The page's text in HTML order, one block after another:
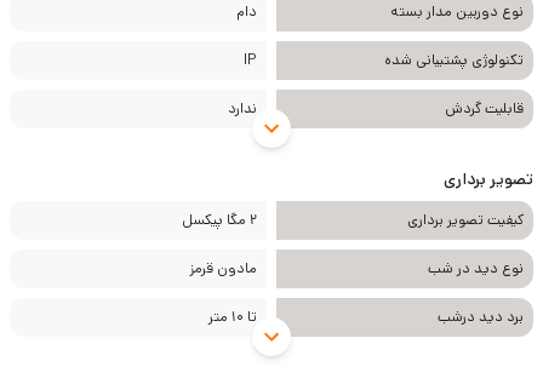
نوع دوربین مدار بسته دام
تکنولوژی پشتیبانی شده IP
قابلیت گردش ندارد
تصویر برداری
کیفیت تصویر برداری 2 مگا پیکسل
نوع دید در شب مادون قرمز
برد دید درشب تا 10 متر